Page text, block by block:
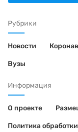
Рубрики
Новости
Вузы
Информация
О проекте
Политика